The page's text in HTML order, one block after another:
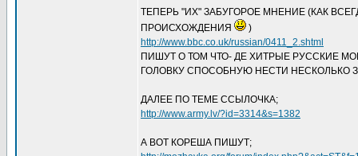
ТЕПЕРЬ "ИХ" ЗАБУГОРОЕ МНЕНИЕ (КАК
ПРОИСХОЖДЕНИЯ
)
http://www.bbc.co.uk/russian/0411_2.shtml
ПИШУТ О ТОМ ЧТО- ДЕ ХИТРЫЕ РУССКИЕ
ГОЛОВКУ СПОСОБНУЮ НЕСТИ НЕСКОЛЬКО
ДАЛЕЕ ПО ТЕМЕ ССЫЛОЧКА;
http://www.army.lv/?id=3314&s=1382
А ВОТ КОРЕША ПИШУТ;